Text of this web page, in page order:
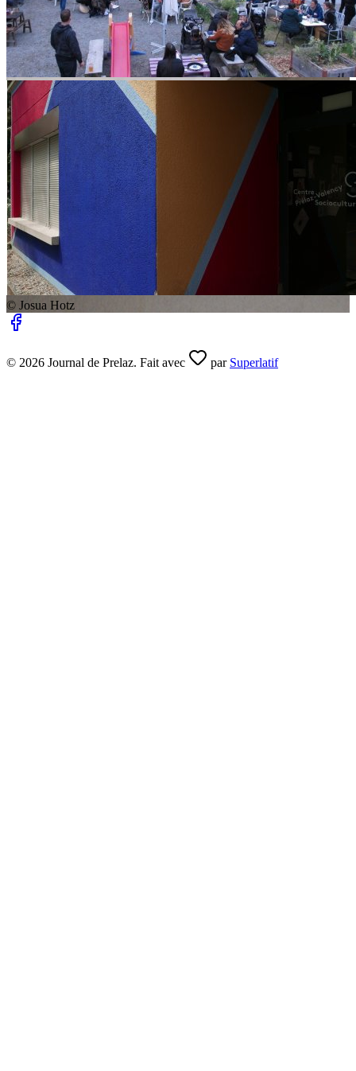
© Josua Hotz
© 2026 Journal de Prelaz. Fait avec par Superlatif